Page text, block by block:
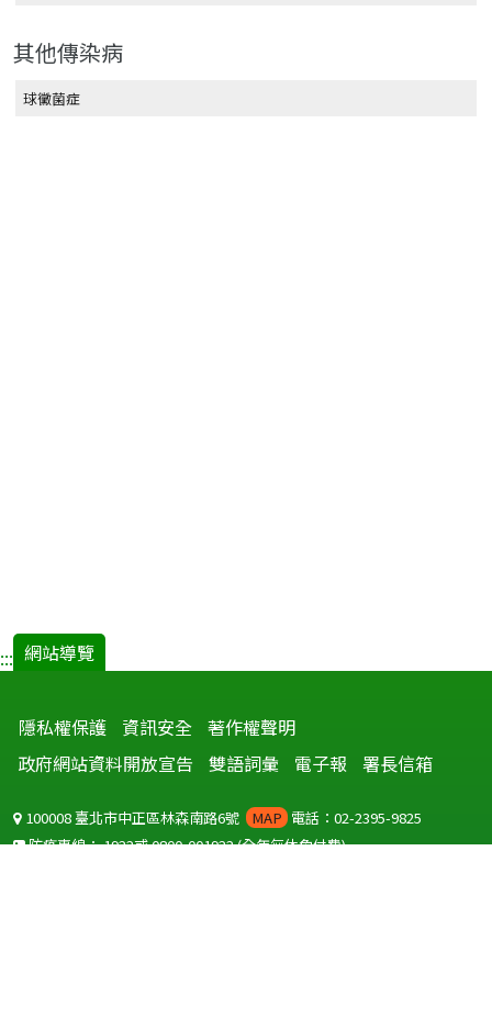
其他傳染病
球黴菌症
::: 網站導覽
隱私權保護 資訊安全 著作權聲明
政府網站資料開放宣告
雙語詞彙 電子報 署長信箱
100008 臺北市中正區林森南路6號 MAP 電話：02-2395-9825
防疫專線：1922或0800-001922(全年無休免付費)